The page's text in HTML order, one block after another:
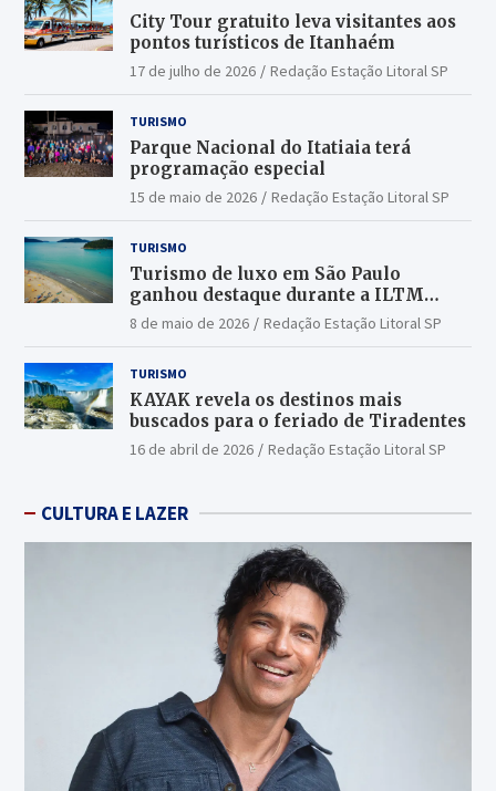
City Tour gratuito leva visitantes aos
pontos turísticos de Itanhaém
17 de julho de 2026 Redação Estação Litoral SP
TURISMO
Parque Nacional do Itatiaia terá
programação especial
15 de maio de 2026 Redação Estação Litoral SP
TURISMO
Turismo de luxo em São Paulo
ganhou destaque durante a ILTM
Latin America 2026
8 de maio de 2026 Redação Estação Litoral SP
TURISMO
KAYAK revela os destinos mais
buscados para o feriado de Tiradentes
16 de abril de 2026 Redação Estação Litoral SP
CULTURA E LAZER